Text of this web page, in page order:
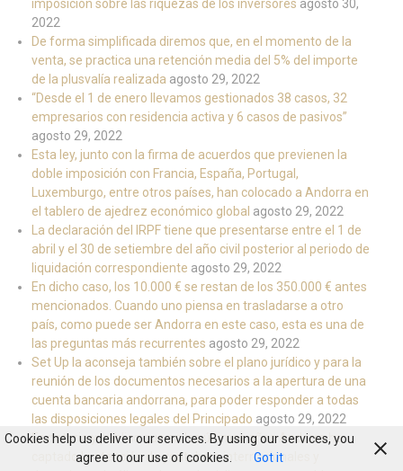
imposición sobre las riquezas de los inversores agosto 30,
2022
De forma simplificada diremos que, en el momento de la
venta, se practica una retención media del 5% del importe
de la plusvalía realizada agosto 29, 2022
“Desde el 1 de enero llevamos gestionados 38 casos, 32
empresarios con residencia activa y 6 casos de pasivos”
agosto 29, 2022
Esta ley, junto con la firma de acuerdos que previenen la
doble imposición con Francia, España, Portugal,
Luxemburgo, entre otros países, han colocado a Andorra en
el tablero de ajedrez económico global agosto 29, 2022
La declaración del IRPF tiene que presentarse entre el 1 de
abril y el 30 de setiembre del año civil posterior al periodo de
liquidación correspondiente agosto 29, 2022
En dicho caso, los 10.000 € se restan de los 350.000 € antes
mencionados. Cuando uno piensa en trasladarse a otro
país, como puede ser Andorra en este caso, esta es una de
las preguntas más recurrentes agosto 29, 2022
Set Up la aconseja también sobre el plano jurídico y para la
reunión de los documentos necesarios a la apertura de una
cuenta bancaria andorrana, para poder responder a todas
las disposiciones legales del Principado agosto 29, 2022
Es notorio y público que en los últimos años Andorra ha
captado la atención de youtubers internacionales y
Cookies help us deliver our services. By using our services, you
agree to our use of cookies.
Got it